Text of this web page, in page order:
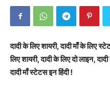
दादी के लिए शायरी, दादी माँ के लिए
लिए शायरी, दादी के लिए दो लाइन,
दादी माँ स्टेटस इन हिंदी !